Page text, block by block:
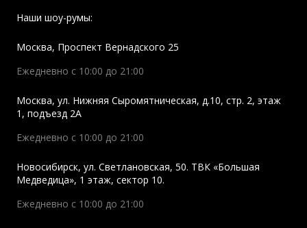
Наши шоу-румы:
Москва, Проспект Вернадского 25
Ежедневно с 10:00 до 21:00
Москва, ул. Нижняя Сыромятническая, д.10, стр. 2, этаж
1, подъезд 2A
Ежедневно с 10:00 до 21:00
Новосибирск, ул. Светлановская, 50. ТВК «Большая
Медведица», 1 этаж, сектор 10.
Ежедневно с 10:00 до 21:00